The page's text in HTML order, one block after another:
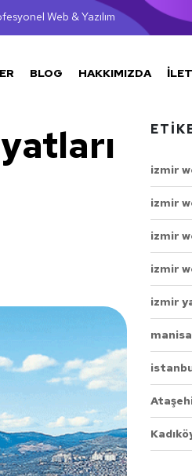
Web & Yazılım
BLOG HAKKIMIZDA
izmir
izmir
izmir
izmir
izmir